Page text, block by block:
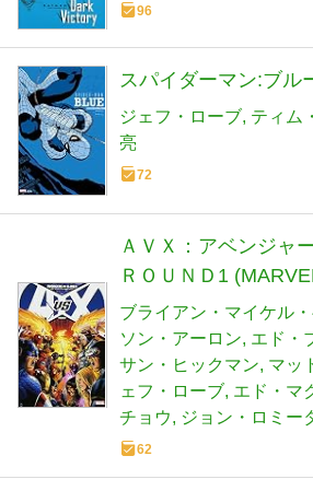
96
スパイダーマン:ブル
ジェフ・ローブ ティム
亮
72
ＡＶＸ：アベンジャ
ＲＯＵＮＤ1
ブライアン・マイケル
ソン・アーロン エド・
サン・ヒックマン マッ
ェフ・ローブ エド・マ
チョウ
ジョン・ロミー
62